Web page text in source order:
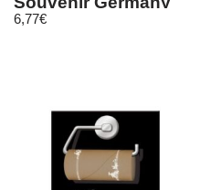
(bro)
6,77€